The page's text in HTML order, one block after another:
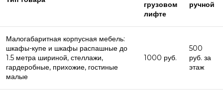
грузовом
лифте
ручной
Малогабаритная корпусная мебель:
шкафы-купе и шкафы распашные до
1.5 метра шириной, стеллажи,
гардеробные, прихожие, гостиные
малые
1000 руб.
500
руб. за
этаж